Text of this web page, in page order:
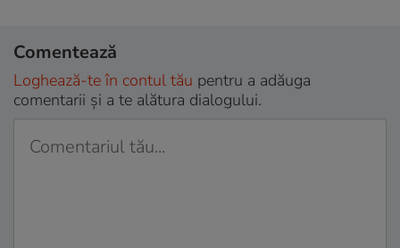
Comentează
Loghează-te în contul tău pentru a adăuga
comentarii și a te alătura dialogului.